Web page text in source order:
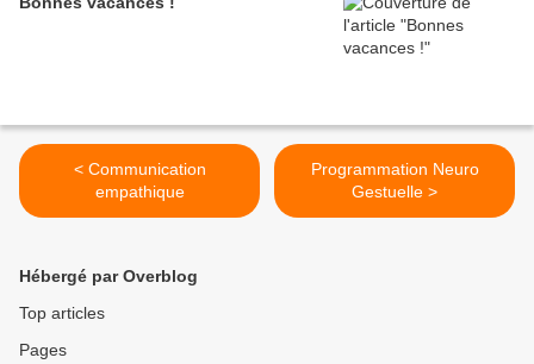
< Communication
empathique
Programmation Neuro
Gestuelle >
Hébergé par Overblog
Top articles
Pages